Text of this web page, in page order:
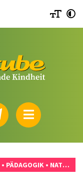
• PÄDAGOGIK • NATURFORSCHER IN AKTION